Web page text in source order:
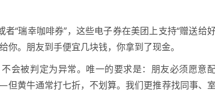
“瑞幸咖啡券”，这些电子券在美团上支持“赠送给
你。朋友到手便宜几块钱，你拿到了现金。
会被判定为异常。唯一的要求是：朋友必须愿意
黄牛通常打七折，不划算。我们更推荐找同事、室